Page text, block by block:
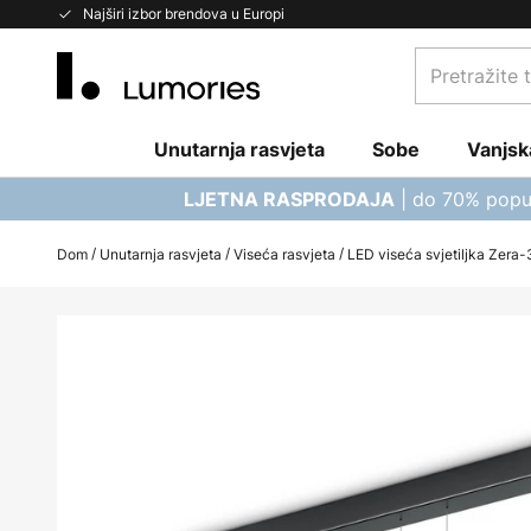
Najširi izbor brendova u Europi
Skip
Pretražite
trgovinu...
Unutarnja rasvjeta Sobe
LJETNA RASPRODAJA | do 70%
Dom Unutarnja rasvjeta Viseća rasvjeta LED viseća svjetiljka